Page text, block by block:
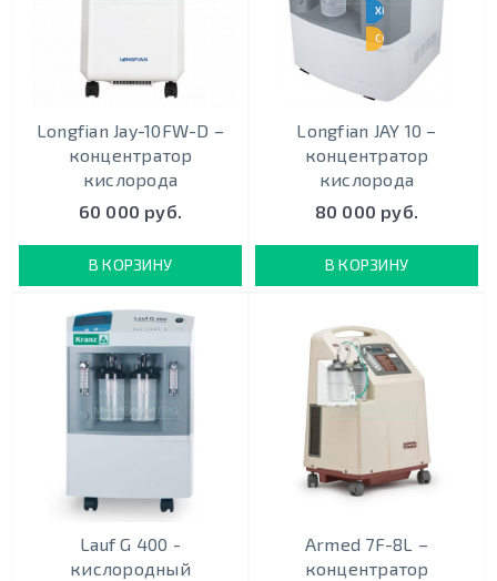
Longfian Jay-10FW-D –
концентратор
кислорода
60 000 руб.
В КОРЗИНУ
ХИТ ПРОДАЖ
СОХРАНЯЕМ ЦЕНУ
Longfian JAY 10 –
концентратор
кислорода
80 000 руб.
В КОРЗИНУ
Lauf G 400 -
кислородный
Armed 7F-8L –
концентратор